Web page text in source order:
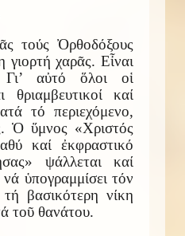
τούς Ὀρθοδόξους
γιορτή χαρᾶς. Εἶναι
αὐτό ὅλοι οἱ
θριαμβευτικοί καί
τό περιεχόμενο,
Ὁ ὕμνος «Χριστός
καί ἐκφραστικό
ψάλλεται καί
ὑπογραμμίσει τόν
βασικότερη νίκη
τοῦ θανάτου.